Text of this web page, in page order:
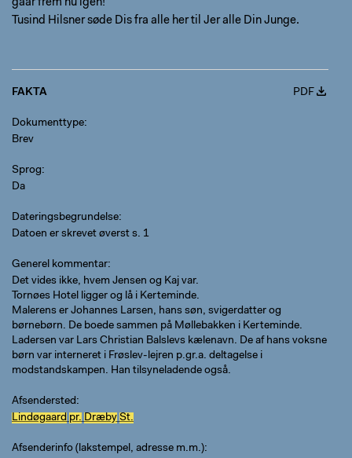
gaar frem nu igen!
Tusind Hilsner søde Dis fra alle her til Jer alle Din Junge.
FAKTA PDF
Dokumenttype
Brev
Sprog
Da
Dateringsbegrundelse
Datoen er skrevet øverst s. 1
Generel kommentar
Det vides ikke, hvem Jensen og Kaj var.
Tornøes Hotel ligger og lå i Kerteminde.
Malerens er Johannes Larsen, hans søn, svigerdatter og
børnebørn. De boede sammen på Møllebakken i Kerteminde.
Ladersen var Lars Christian Balslevs kælenavn. De af hans voksne
børn var interneret i Frøslev-lejren p.gr.a. deltagelse i
modstandskampen. Han tilsyneladende også.
Afsendersted
Lindøgaard pr. Dræby St.
Afsenderinfo (lakstempel, adresse m.m.)